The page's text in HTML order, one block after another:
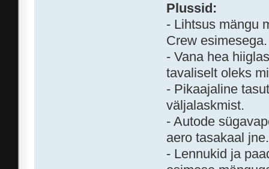
Plussid:
- Lihtsus mängu
Crew esimesega.
- Vana hea
tavaliselt oleks
- Pikaajaline
väljalaskmist.
- Autode
aero tasakaal jne.
- Lennukid ja